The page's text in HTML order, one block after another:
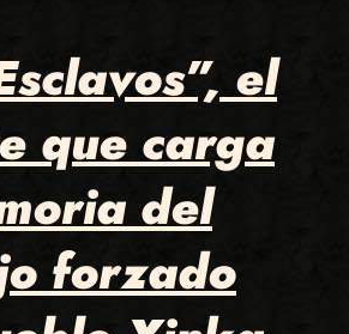
el
que carga
del
forzado